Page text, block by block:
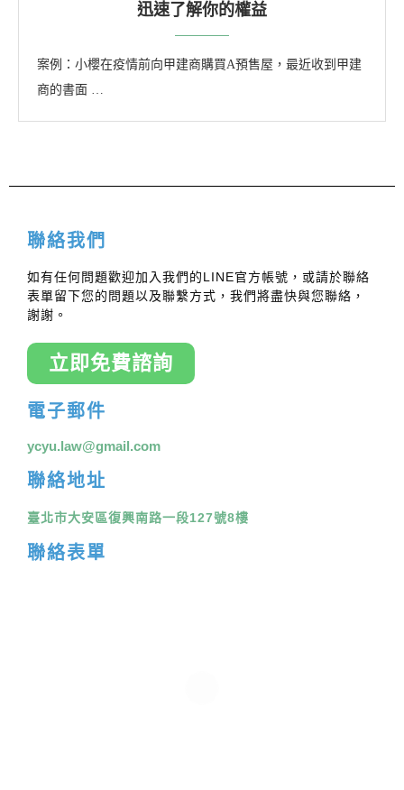
迅速了解你的權益
案例：小櫻在疫情前向甲建商購買A預售屋，最近收到甲建
商的書面 …
聯絡我們
如有任何問題歡迎加入我們的LINE官方帳號，或請於聯絡
表單留下您的問題以及聯繫方式，我們將盡快與您聯絡，
謝謝。
立即免費諮詢
電子郵件
ycyu.law@gmail.com
聯絡地址
臺北市大安區復興南路一段127號8樓
聯絡表單